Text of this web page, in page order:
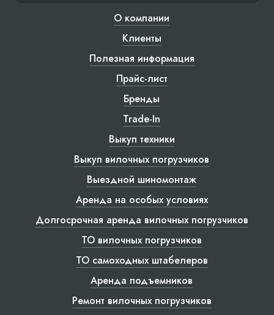
О компании
Клиенты
Полезная информация
Прайс-лист
Бренды
Trade-In
Выкуп техники
Выкуп вилочных погрузчиков
Выездной шиномонтаж
Аренда на особых условиях
Долгосрочная аренда вилочных погрузчиков
ТО вилочных погрузчиков
ТО самоходных штабелеров
Аренда подъемников
Ремонт вилочных погрузчиков